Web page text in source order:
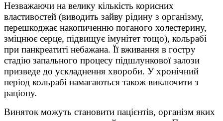
Незважаючи на велику кількість корисних
властивостей (виводить зайву рідину з організму,
перешкоджає накопиченню поганого холестерину,
зміцнює серце, підвищує імунітет тощо), кольрабі
при панкреатиті небажана. Її вживання в гостру
стадію запального процесу підшлункової залози
призведе до ускладнення хвороби. У хронічний
період кольрабі намагаються також виключити з
раціону.
Виняток можуть становити пацієнтів, організм яких